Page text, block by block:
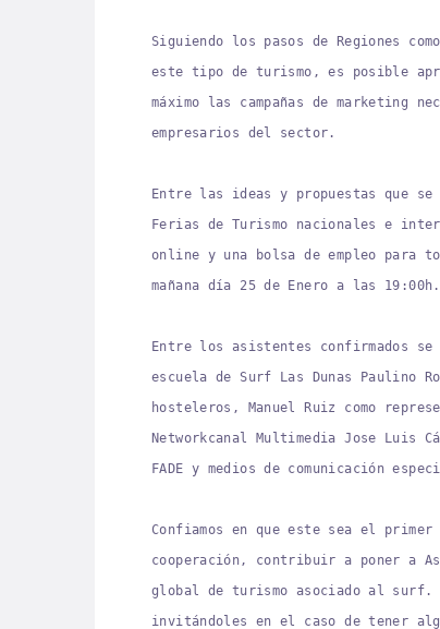
Siguiendo los pasos de Regiones
este tipo de turismo, es posible
máximo las campañas de marketing
empresarios del sector.
Entre las ideas y propuestas que
Ferias de Turismo nacionales e
online y una bolsa de empleo
mañana día 25 de Enero a las
Entre los asistentes confirmados
escuela de Surf Las Dunas Paulino
hosteleros, Manuel Ruiz como
Networkcanal Multimedia Jose Luis
FADE y medios de comunicación
Confiamos en que este sea el
cooperación, contribuir a poner a
global de turismo asociado al surf.
invitándoles en el caso de tener